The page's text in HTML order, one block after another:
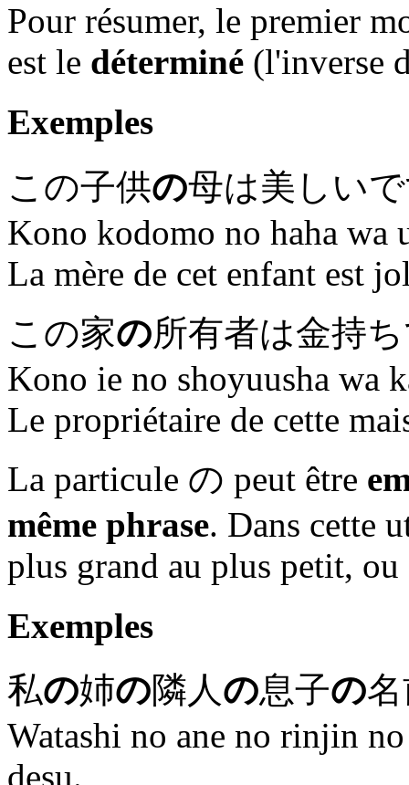
Pour résumer, le premier
est le déterminé (l'inverse
Exemples
この子供の母は美しい
Kono kodomo no haha wa
La mère de cet enfant est
この家の所有者は金持
Kono ie no shoyuusha wa
Le propriétaire de cette
La particule の peut être
même phrase. Dans cette
plus grand au plus petit,
Exemples
私の姉の隣人の息子の
Watashi no ane no rinjin
desu.